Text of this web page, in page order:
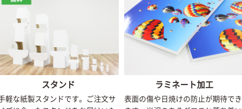
スタンド
軽な紙製スタンドです。ご注文サ
ラミネート加工
表面の傷や日焼けの防止が期待でき